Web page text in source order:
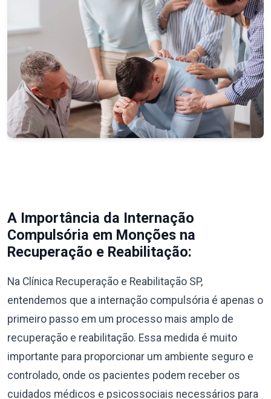
A Importância da Internação
Compulsória em Monções na
Recuperação e Reabilitação:
Na Clínica Recuperação e Reabilitação SP,
entendemos que a internação compulsória é apenas o
primeiro passo em um processo mais amplo de
recuperação e reabilitação. Essa medida é muito
importante para proporcionar um ambiente seguro e
controlado, onde os pacientes podem receber os
cuidados médicos e psicossociais necessários para